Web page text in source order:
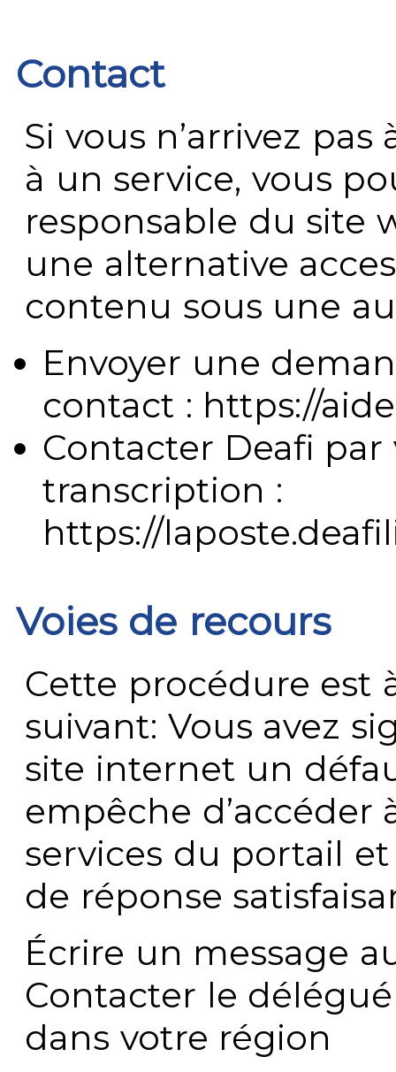
Contact
Si vous n’arrivez
à un service, vous
responsable du site
une alternative
contenu sous une
Envoyer une
contact : https://
Contacter Deafi
transcription :
https://
Voies de recours
Cette procédure est
suivant: Vous avez
site internet un
empêche
services du portail
de réponse
Écrire un message
Contacter le
dans votre région